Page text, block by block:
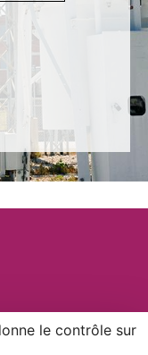
COOKIES
le contrôle sur